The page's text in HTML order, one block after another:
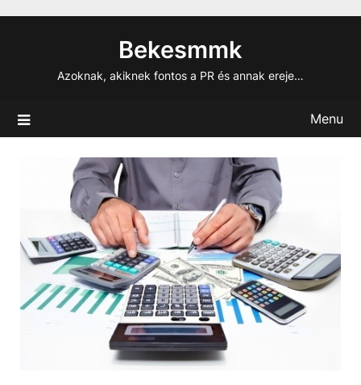
Bekesmmk
Azoknak, akiknek fontos a PR és annak ereje…
Menu